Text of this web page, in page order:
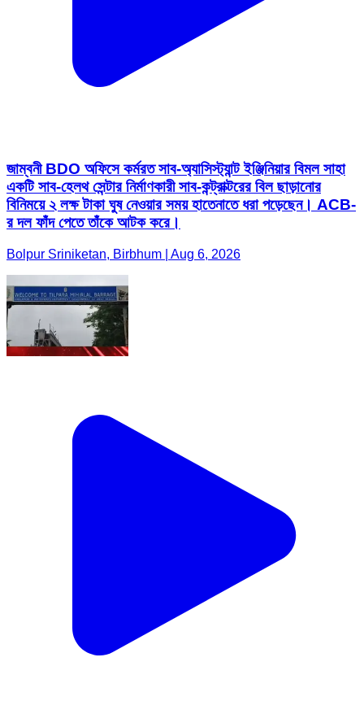
জাম্বনী BDO অফিসে কর্মরত সাব-অ্যাসিস্ট্যান্ট ইঞ্জিনিয়ার বিমল সাহা
একটি সাব-হেলথ সেন্টার নির্মাণকারী সাব-কন্ট্রাক্টরের বিল ছাড়ানোর
বিনিময়ে ২ লক্ষ টাকা ঘুষ নেওয়ার সময় হাতেনাতে ধরা পড়েছেন। ACB-
র দল ফাঁদ পেতে তাঁকে আটক করে।
Bolpur Sriniketan, Birbhum | Aug 6, 2026